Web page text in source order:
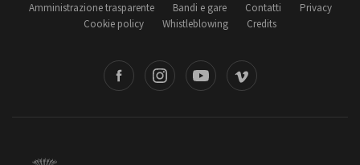
Amministrazione trasparente Bandi e gare Contatti
Privacy
Cookie policy
Whistleblowing Credits
Vimeo